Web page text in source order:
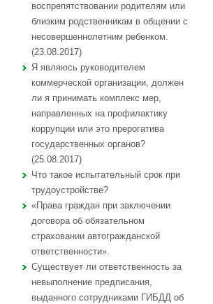
воспрепятствовании родителям или
близким родственникам в общении с
несовершеннолетним ребенком.
(23.08.2017)
Я являюсь руководителем
коммерческой организации, должен
ли я принимать комплекс мер,
направленных на профилактику
коррупции или это прерогатива
государственных органов?
(25.08.2017)
Что такое испытательный срок при
трудоустройстве?
«Права граждан при заключении
договора об обязательном
страховании автогражданской
ответственности».
Существует ли ответственность за
невыполнение предписания,
выданного сотрудниками ГИБДД об